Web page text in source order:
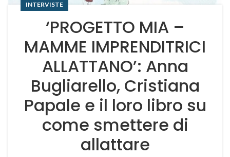
INTERVISTE
‘PROGETTO MIA –
MAMME IMPRENDITRICI
ALLATTANO’: Anna
Bugliarello, Cristiana
Papale e il loro libro su
come smettere di
allattare